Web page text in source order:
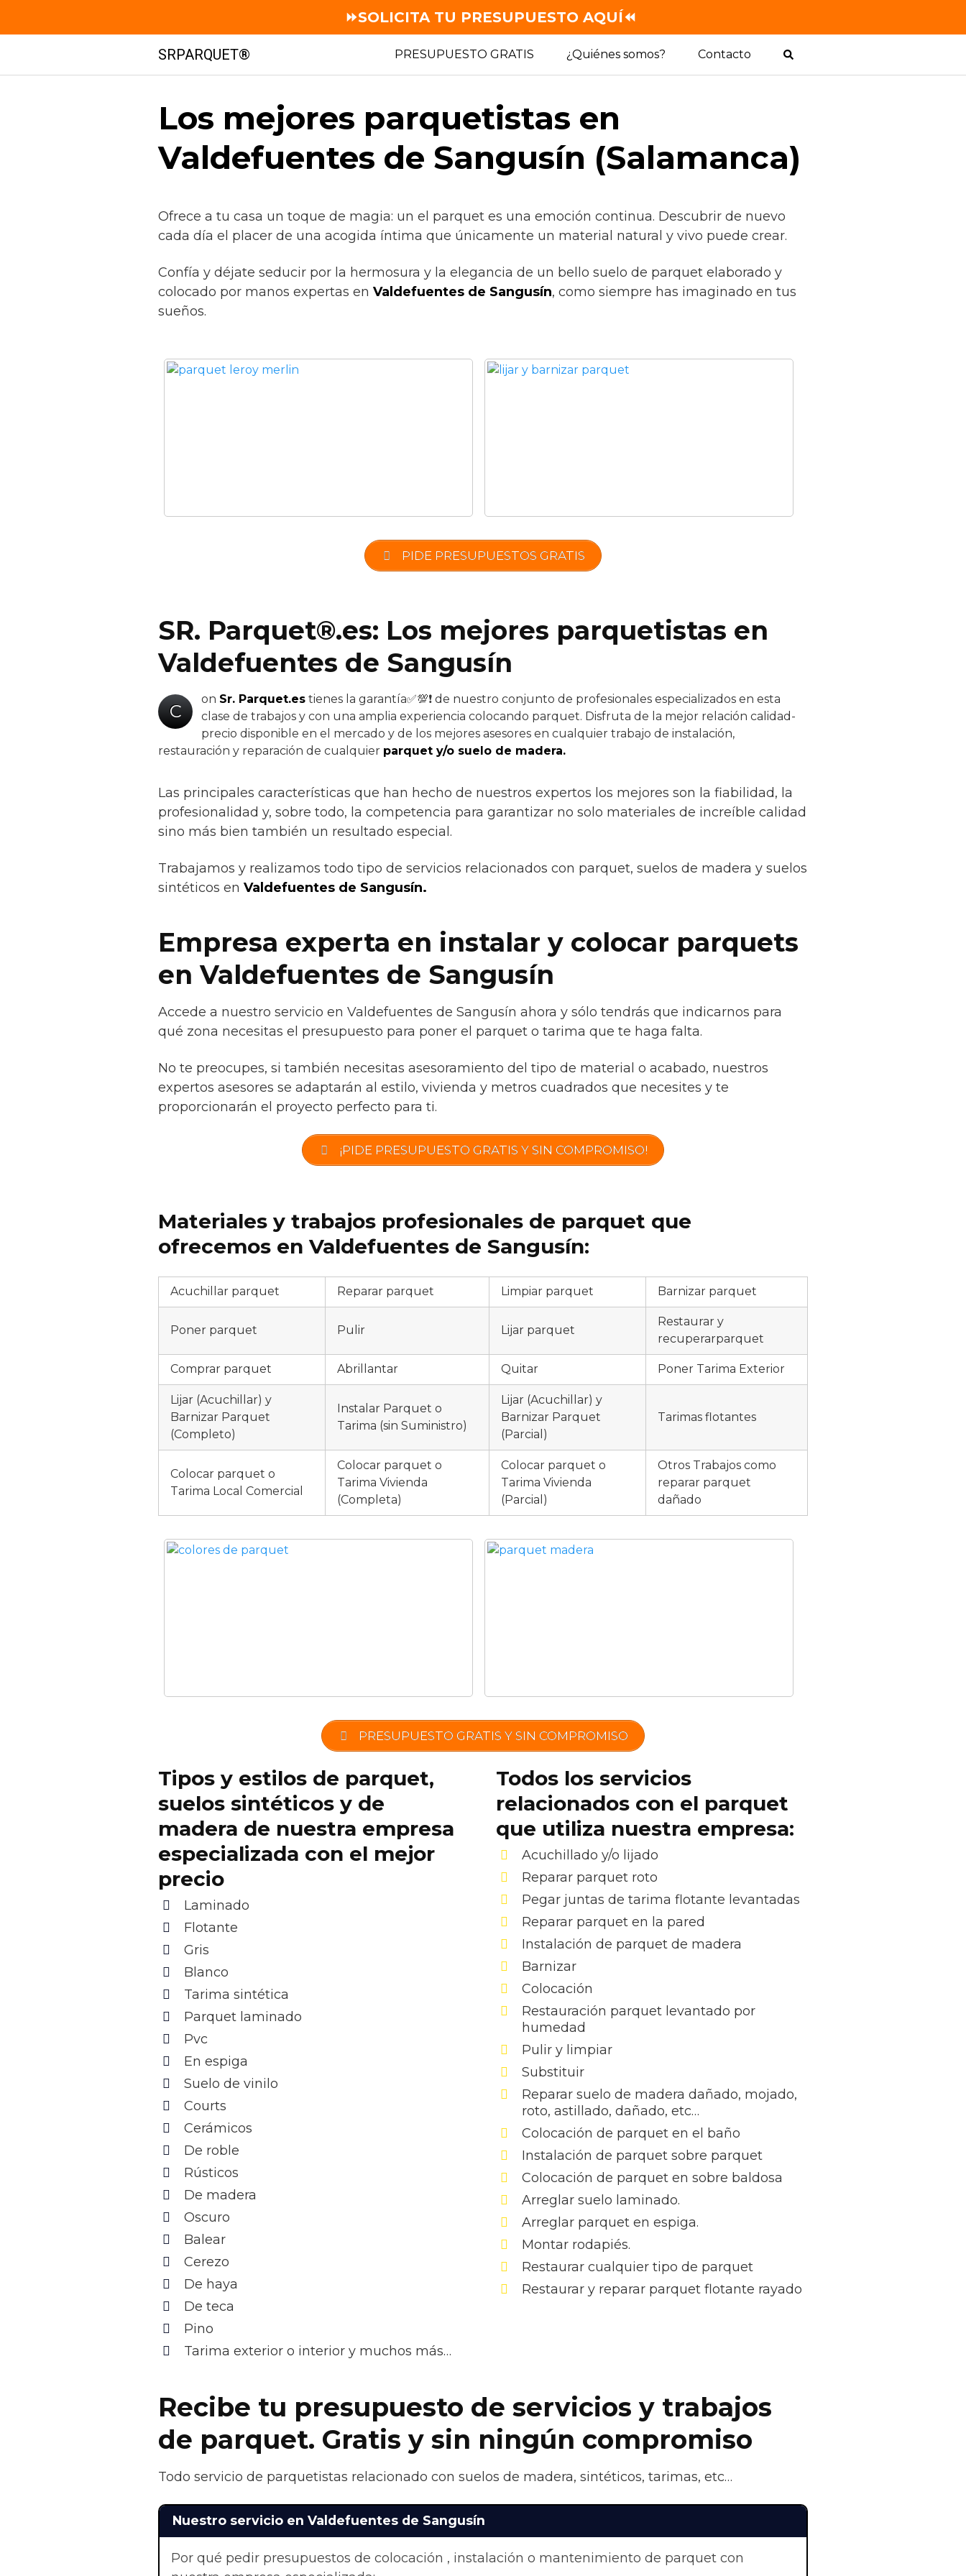
contenido
SRPARQUET® PRESUPUESTO GRATIS ¿Quiénes somos? Contacto
Los mejores parquetistas en
Valdefuentes de Sangusín (Salamanca)
Ofrece a tu casa un toque de magia: un el parquet es una emoción continua. Descubrir de nuevo
cada día el placer de una acogida íntima que únicamente un material natural y vivo puede crear.
Confía y déjate seducir por la hermosura y la elegancia de un bello suelo de parquet elaborado y
colocado por manos expertas en Valdefuentes de Sangusín, como siempre has imaginado en tus
sueños.
PIDE PRESUPUESTOS GRATIS
SR. Parquet®.es: Los mejores parquetistas en
Valdefuentes de Sangusín
C
on Sr. Parquet.es tienes la garantía✅💯❗ de nuestro conjunto de profesionales especializados en esta
clase de trabajos y con una amplia experiencia colocando parquet. Disfruta de la mejor relación calidad-
precio disponible en el mercado y de los mejores asesores en cualquier trabajo de instalación,
restauración y reparación de cualquier parquet y/o suelo de madera.
Las principales características que han hecho de nuestros expertos los mejores son la fiabilidad, la
profesionalidad y, sobre todo, la competencia para garantizar no solo materiales de increíble calidad
sino más bien también un resultado especial.
Trabajamos y realizamos todo tipo de servicios relacionados con parquet, suelos de madera y suelos
sintéticos en Valdefuentes de Sangusín.
Empresa experta en instalar y colocar parquets
en Valdefuentes de Sangusín
Accede a nuestro servicio en Valdefuentes de Sangusín ahora y sólo tendrás que indicarnos para
qué zona necesitas el presupuesto para poner el parquet o tarima que te haga falta.
No te preocupes, si también necesitas asesoramiento del tipo de material o acabado, nuestros
expertos asesores se adaptarán al estilo, vivienda y metros cuadrados que necesites y te
proporcionarán el proyecto perfecto para ti.
¡PIDE PRESUPUESTO GRATIS Y SIN COMPROMISO!
Materiales y trabajos profesionales de parquet que
ofrecemos en Valdefuentes de Sangusín:
Acuchillar parquet Reparar parquet Limpiar parquet Barnizar parquet
Poner parquet Pulir Lijar parquet
Restaurar y
recuperarparquet
Comprar parquet Abrillantar Quitar Poner Tarima Exterior
Lijar (Acuchillar) y
Barnizar Parquet
(Completo)
Instalar Parquet o
Tarima (sin Suministro)
Lijar (Acuchillar) y
Barnizar Parquet
(Parcial)
Tarimas flotantes
Colocar parquet o
Tarima Local Comercial
Colocar parquet o
Tarima Vivienda
(Completa)
Colocar parquet o
Tarima Vivienda
(Parcial)
Otros Trabajos como
reparar parquet
dañado
PRESUPUESTO GRATIS Y SIN COMPROMISO
Tipos y estilos de parquet,
suelos sintéticos y de
madera de nuestra empresa
especializada con el mejor
precio
Laminado
Flotante
Gris
Blanco
Tarima sintética
Parquet laminado
Pvc
En espiga
Suelo de vinilo
Courts
Cerámicos
De roble
Rústicos
De madera
Oscuro
Balear
Cerezo
De haya
De teca
Pino
Tarima exterior o interior y muchos más…
Todos los servicios
relacionados con el parquet
que utiliza nuestra empresa:
Acuchillado y/o lijado
Reparar parquet roto
Pegar juntas de tarima flotante levantadas
Reparar parquet en la pared
Instalación de parquet de madera
Barnizar
Colocación
Restauración parquet levantado por
humedad
Pulir y limpiar
Substituir
Reparar suelo de madera dañado, mojado,
roto, astillado, dañado, etc…
Colocación de parquet en el baño
Instalación de parquet sobre parquet
Colocación de parquet en sobre baldosa
Arreglar suelo laminado.
Arreglar parquet en espiga.
Montar rodapiés.
Restaurar cualquier tipo de parquet
Restaurar y reparar parquet flotante rayado
Recibe tu presupuesto de servicios y trabajos
de parquet. Gratis y sin ningún compromiso
Todo servicio de parquetistas relacionado con suelos de madera, sintéticos, tarimas, etc…
Nuestro servicio en Valdefuentes de Sangusín
Por qué pedir presupuestos de colocación , instalación o mantenimiento de parquet con
⏩SOLICITA TU PRESUPUESTO AQUÍ⏪